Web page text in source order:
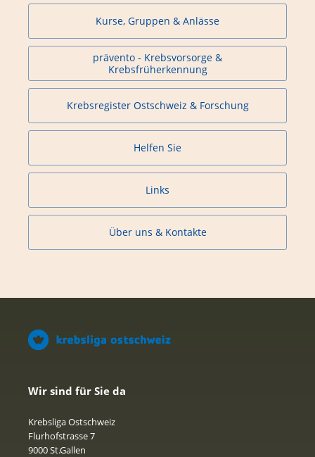
Kurse, Gruppen & Anlässe
prävento - Krebsvorsorge &
Krebsfrüherkennung
Krebsregister Ostschweiz & Forschung
Helfen Sie
Links
Über uns & Kontakte
Wir sind für Sie da
Krebsliga Ostschweiz
Flurhofstrasse 7
9000 St.Gallen